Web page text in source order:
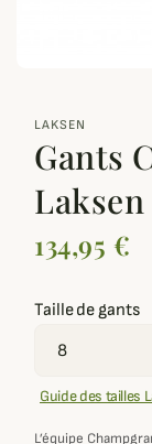
LAKSEN
Gants
Laksen
134,95 €
Taille de gants
Guide des tailles
L’équipe